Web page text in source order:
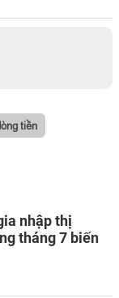
tiền
nhập thị
tháng 7 biến